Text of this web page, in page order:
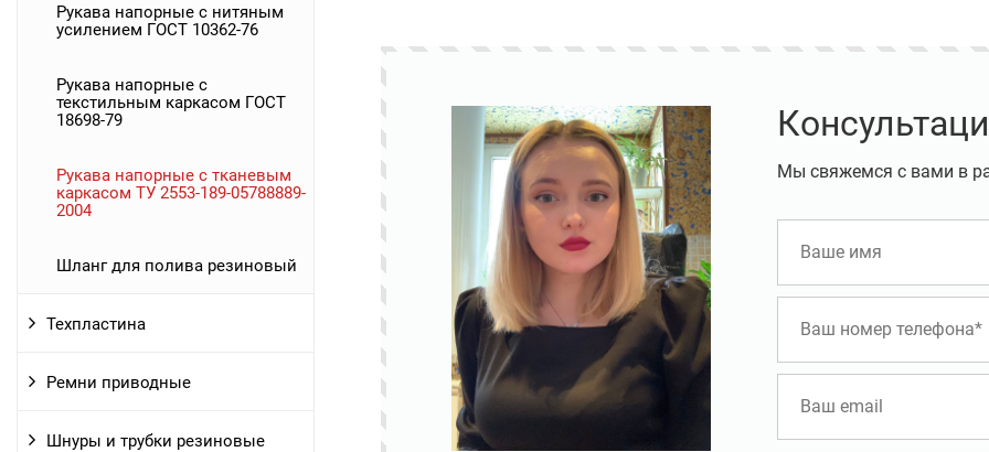
Рукава напорные с нитяным
усилением ГОСТ 10362-76
Рукава напорные с
текстильным каркасом ГОСТ
18698-79
Рукава напорные с тканевым
каркасом ТУ 2553-189-05788889-
2004
Шланг для полива резиновый
Техпластина
Ремни приводные
Шнуры и трубки резиновые
Мы свяжемся с вами в